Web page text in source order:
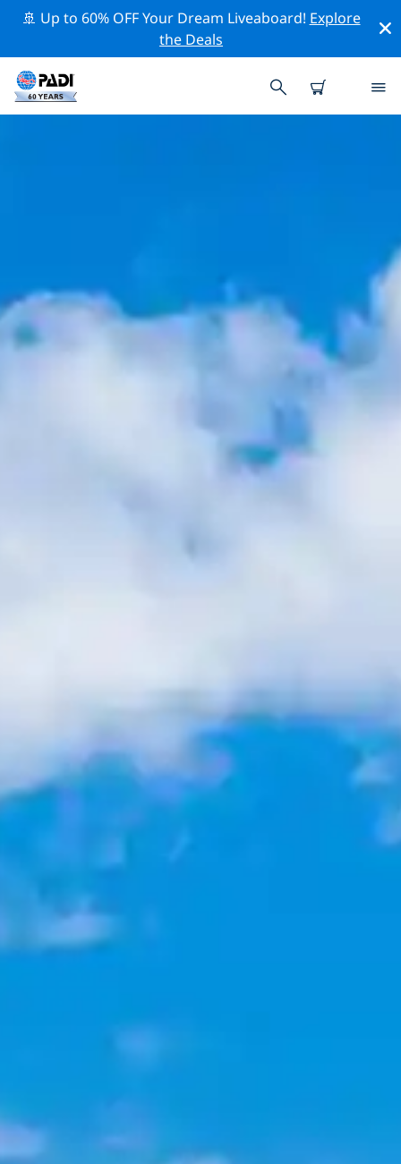
🚢 Up to 60% OFF Your Dream Liveaboard! Explore
the Deals